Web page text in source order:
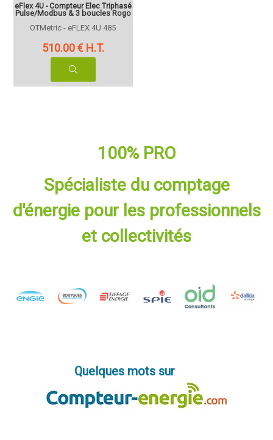
eFlex 4U - Compteur Elec Triphasé
Pulse/Modbus & 3 boucles Rogo
OTMetric - eFLEX 4U 485
510.00 € H.T.
100% PRO
Spécialiste du comptage
d'énergie pour les professionnels
et collectivités
Quelques mots sur